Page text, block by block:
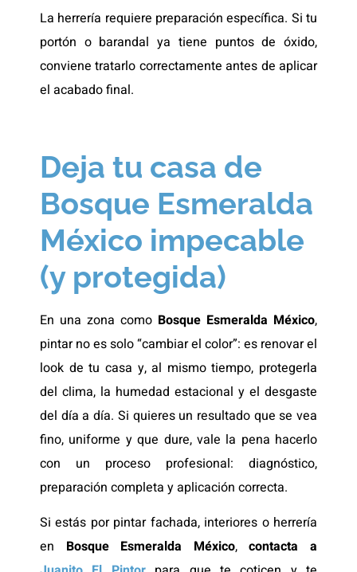
La herrería requiere preparación específica. Si tu
portón o barandal ya tiene puntos de óxido,
conviene tratarlo correctamente antes de aplicar
el acabado final.
Deja tu casa de
Bosque Esmeralda
México impecable
(y protegida)
En una zona como Bosque Esmeralda México,
pintar no es solo “cambiar el color”: es renovar el
look de tu casa y, al mismo tiempo, protegerla
del clima, la humedad estacional y el desgaste
del día a día. Si quieres un resultado que se vea
fino, uniforme y que dure, vale la pena hacerlo
con un proceso profesional: diagnóstico,
preparación completa y aplicación correcta.
Si estás por pintar fachada, interiores o herrería
en Bosque Esmeralda México,contacta a